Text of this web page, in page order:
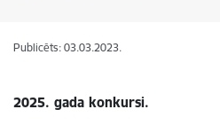
Publicēts: 03.03.2023.
2025. gada konkursi.